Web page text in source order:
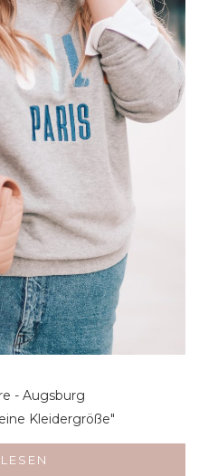
- Augsburg
Kleidergröße"